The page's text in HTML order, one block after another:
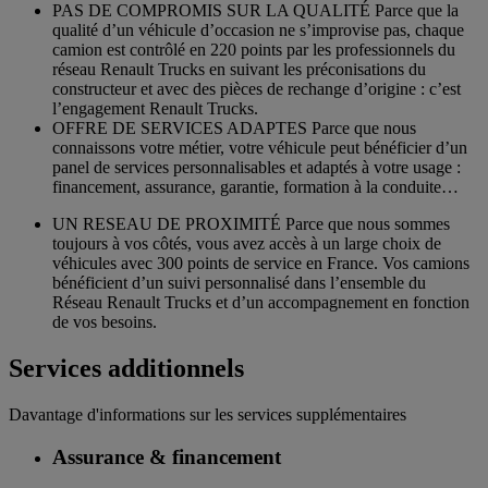
PAS DE COMPROMIS SUR LA QUALITÉ Parce que la
qualité d’un véhicule d’occasion ne s’improvise pas, chaque
camion est contrôlé en 220 points par les professionnels du
réseau Renault Trucks en suivant les préconisations du
constructeur et avec des pièces de rechange d’origine : c’est
l’engagement Renault Trucks.
OFFRE DE SERVICES ADAPTES Parce que nous
connaissons votre métier, votre véhicule peut bénéficier d’un
panel de services personnalisables et adaptés à votre usage :
financement, assurance, garantie, formation à la conduite…
UN RESEAU DE PROXIMITÉ Parce que nous sommes
toujours à vos côtés, vous avez accès à un large choix de
véhicules avec 300 points de service en France. Vos camions
bénéficient d’un suivi personnalisé dans l’ensemble du
Réseau Renault Trucks et d’un accompagnement en fonction
de vos besoins.
Services additionnels
Davantage d'informations sur les services supplémentaires
Assurance & financement